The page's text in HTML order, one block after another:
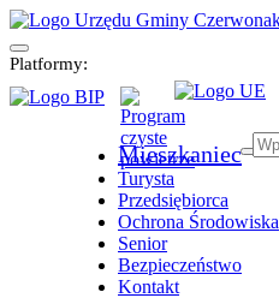
Platformy:
Mieszkaniec
Turysta
Przedsiębiorca
Ochrona Środowiska
Senior
Bezpieczeństwo
Kontakt